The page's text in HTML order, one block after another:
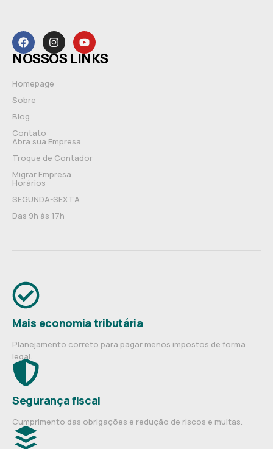
NOSSOS LINKS
Homepage
Sobre
Blog
Contato
Abra sua Empresa
Troque de Contador
Migrar Empresa
Horários
SEGUNDA-SEXTA
Das 9h às 17h
Mais economia tributária
Planejamento correto para pagar menos impostos de forma
legal.
Segurança fiscal
Cumprimento das obrigações e redução de riscos e multas.